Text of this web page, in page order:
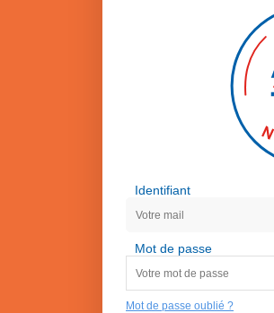
Identifiant
Mot de passe
Mot de passe oublié ?